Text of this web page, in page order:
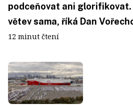
podceňovat ani glorifikovat.
větev sama, říká Dan
12 minut čtení